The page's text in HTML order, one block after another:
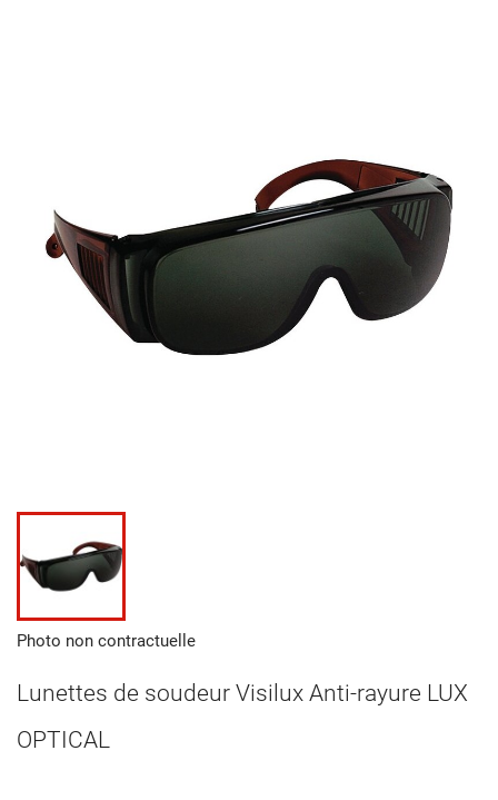
Photo non contractuelle
Lunettes de soudeur Visilux Anti-rayure LUX
OPTICAL